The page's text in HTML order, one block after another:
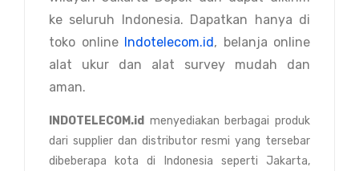
ke seluruh Indonesia. Dapatkan hanya di
toko online Indotelecom.id, belanja online
alat ukur dan alat survey mudah dan
aman.
INDOTELECOM.id menyediakan berbagai produk
dari supplier dan distributor resmi yang tersebar
dibeberapa kota di Indonesia seperti Jakarta,